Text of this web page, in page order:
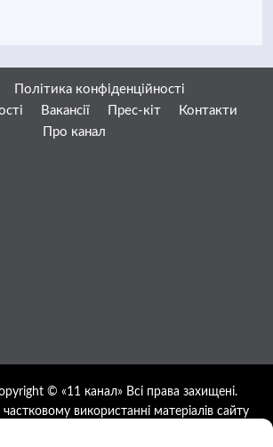
Політика конфіденційності
Вакансії Прес-кіт
Контакти
Про канал
© «11 канал» Всі права захищені.
використанні матеріалів сайту